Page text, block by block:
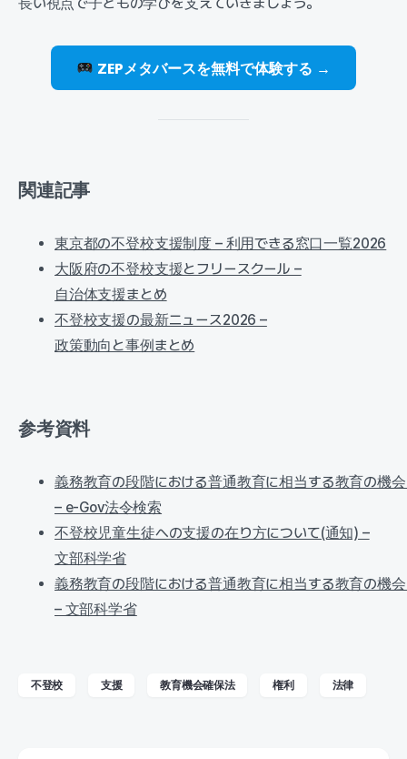
ZEPメタバースを無料で体験する →
関連記事
東京都の不登校支援制度 – 利用できる窓口一覧2026
大阪府の不登校支援とフリースクール –
自治体支援まとめ
不登校支援の最新ニュース2026 –
政策動向と事例まとめ
参考資料
義務教育の段階における普通教育に相当する教育の機
– e-Gov法令検索
不登校児童生徒への支援の在り方について(通知) –
文部科学省
義務教育の段階における普通教育に相当する教育の機
– 文部科学省
不登校 支援 教育機会確保法 権利 法律